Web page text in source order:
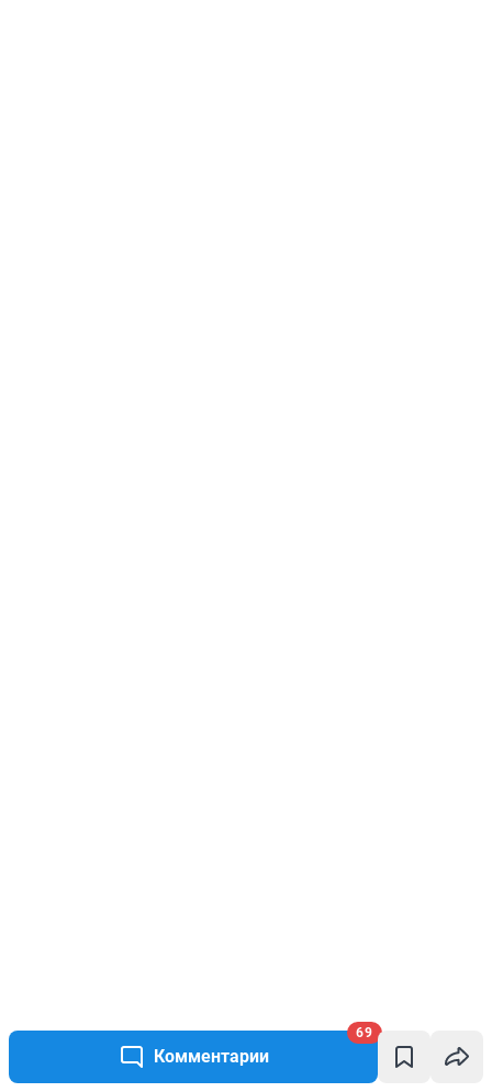
Комментарии
69